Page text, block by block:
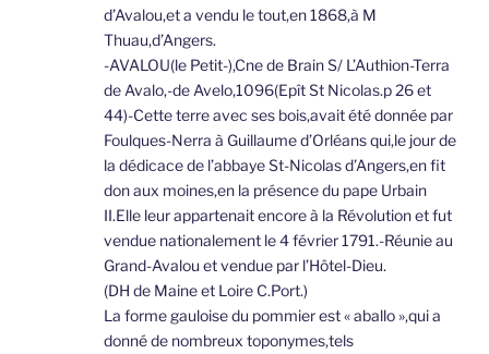
d’Avalou,et a vendu le tout,en 1868,à M
Thuau,d’Angers.
-AVALOU(le Petit-),Cne de Brain S/ L’Authion-Terra
de Avalo,-de Avelo,1096(Epît St Nicolas.p 26 et
44)-Cette terre avec ses bois,avait été donnée par
Foulques-Nerra à Guillaume d’Orléans qui,le jour de
la dédicace de l’abbaye St-Nicolas d’Angers,en fit
don aux moines,en la présence du pape Urbain
II.Elle leur appartenait encore à la Révolution et fut
vendue nationalement le 4 février 1791.-Réunie au
Grand-Avalou et vendue par l’Hôtel-Dieu.
(DH de Maine et Loire C.Port.)
La forme gauloise du pommier est « aballo »,qui a
donné de nombreux toponymes,tels